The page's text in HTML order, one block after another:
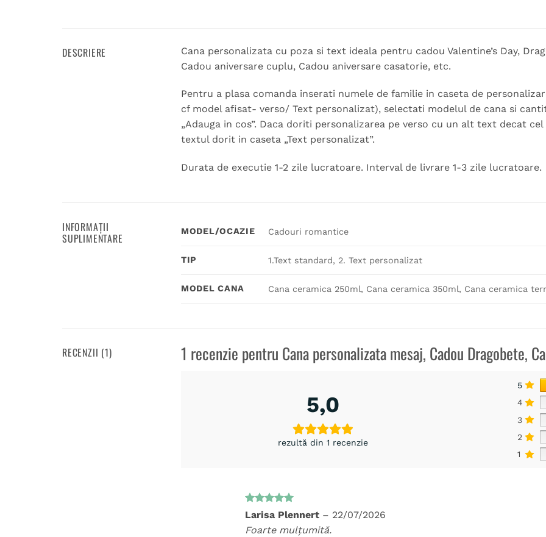
DESCRIERE
Cana personalizata cu poza si text ideala pentru cadou Valentine’s Day,
Cadou aniversare cuplu, Cadou aniversare casatorie, etc.
Pentru a plasa comanda inserati numele de familie in caseta de
cf model afisat- verso/ Text personalizat), selectati modelul de cana si
„Adauga in cos”. Daca doriti personalizarea pe verso cu un alt text decat
textul dorit in caseta „Text personalizat”.
Durata de executie 1-2 zile lucratoare. Interval de livrare 1-3 zile lucratoare.
INFORMAȚII
SUPLIMENTARE MODEL/OCAZIE Cadouri romantice
TIP 1.Text standard, 2. Text personalizat
MODEL CANA Cana ceramica 250ml, Cana ceramica 350ml, Cana ceramica
RECENZII (1) 1 recenzie pentru Cana personalizata mesaj, Cadou Dragobete,
5,0
rezultă din 1 recenzie
5
4
3
2
1
Evaluat la
din 5
Larisa Plennert – 22/07/2026
Foarte mulțumită.